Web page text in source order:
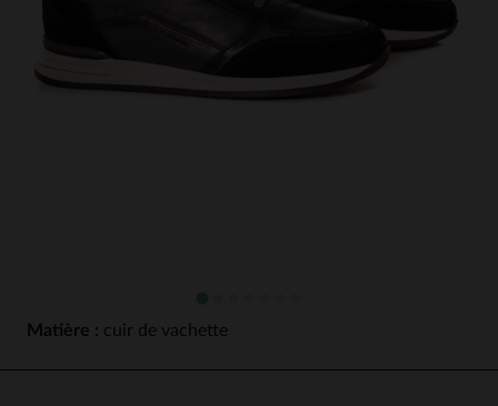
Matière : cuir de vachette